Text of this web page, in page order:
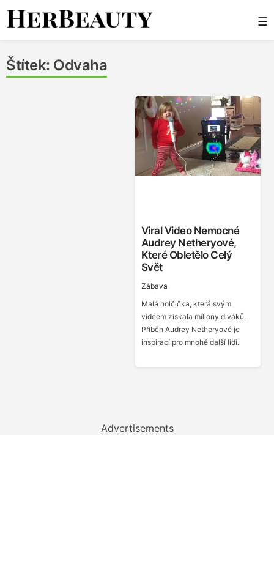
Skip
☰
Štítek: Odvaha
Viral Video Nemocné
Audrey Netheryové,
Které Obletělo Celý
Svět
Zábava
Malá holčička, která svým
videem získala miliony diváků.
Příběh Audrey Netheryové je
inspirací pro mnohé další lidi.
Advertisements